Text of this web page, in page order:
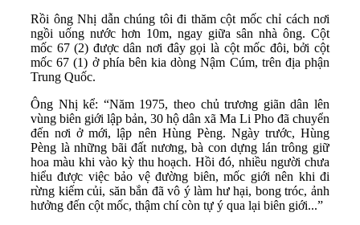
Rồi ông Nhị dẫn chúng tôi đi thăm cột mốc chỉ cách nơi
ngồi uống nước hơn 10m, ngay giữa sân nhà ông. Cột
mốc 67 (2) được dân nơi đây gọi là cột mốc đôi, bởi cột
mốc 67 (1) ở phía bên kia dòng Nậm Cúm, trên địa phận
Trung Quốc.
Ông Nhị kể: “Năm 1975, theo chủ trương giãn dân lên
vùng biên giới lập bản, 30 hộ dân xã Ma Li Pho đã chuyển
đến nơi ở mới, lập nên Hùng Pèng. Ngày trước, Hùng
Pèng là những bãi đất nương, bà con dựng lán trông giữ
hoa màu khi vào kỳ thu hoạch. Hồi đó, nhiều người chưa
hiểu được việc bảo vệ đường biên, mốc giới nên khi đi
rừng kiếm củi, săn bắn đã vô ý làm hư hại, bong tróc, ảnh
hưởng đến cột mốc, thậm chí còn tự ý qua lại biên giới...”